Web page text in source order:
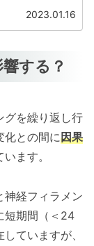
。医療現場での根拠に
の評価法を知るための
2023.01.16
する？
グを繰り返し行
化との間に因果
ます。
神経フィラメン
短期間（＜24
ていますが、